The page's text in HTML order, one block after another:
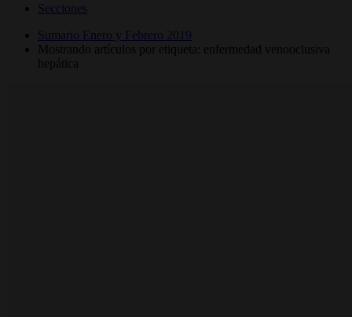
Secciones
Sumario Enero y Febrero 2019
Mostrando artículos por etiqueta: enfermedad venooclusiva
hepática